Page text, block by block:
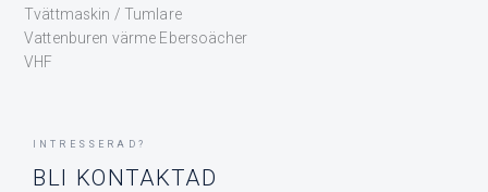
Tvättmaskin / Tumlare
Vattenburen värme Ebersoächer
VHF
INTRESSERAD?
BLI KONTAKTAD